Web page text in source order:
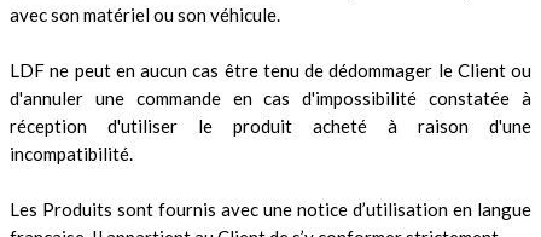
avec son matériel ou son véhicule.
LDF ne peut en aucun cas être tenu de dédommager le Client ou
d'annuler une commande en cas d'impossibilité constatée à
réception d'utiliser le produit acheté à raison d'une
incompatibilité.
Les Produits sont fournis avec une notice d’utilisation en langue